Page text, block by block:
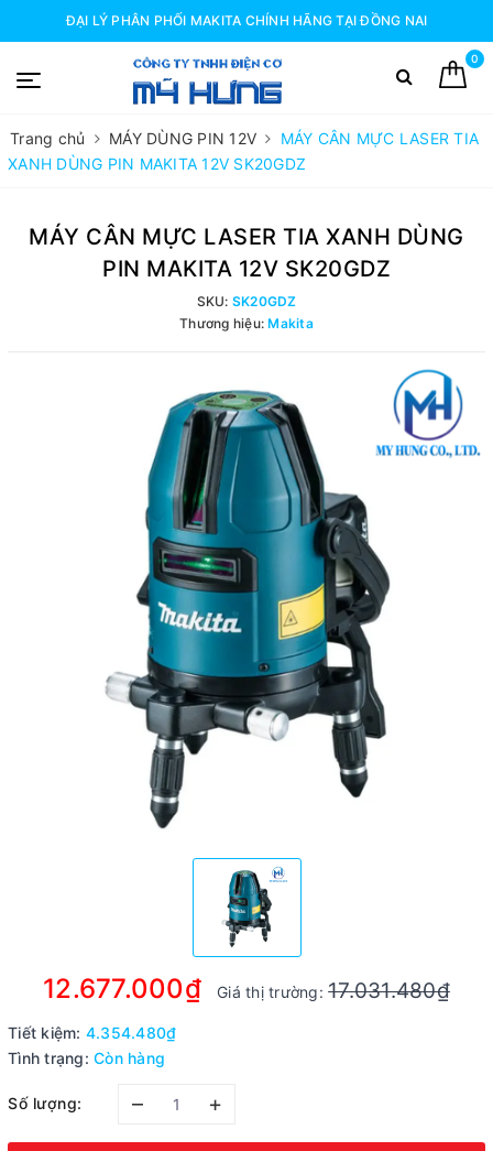
ĐẠI LÝ PHÂN PHỐI MAKITA CHÍNH HÃNG TẠI ĐỒNG NAI
0
Trang chủ MÁY DÙNG PIN 12V
MÁY CÂN MỰC LASER TIA
XANH DÙNG PIN MAKITA 12V SK20GDZ
MÁY CÂN MỰC LASER TIA XANH DÙNG
PIN MAKITA 12V SK20GDZ
SKU: SK20GDZ
Thương hiệu:Makita
12.677.000₫ Giá thị trường:17.031.480₫
Tiết kiệm: 4.354.480₫
Tình trạng: Còn hàng
Số lượng: – +